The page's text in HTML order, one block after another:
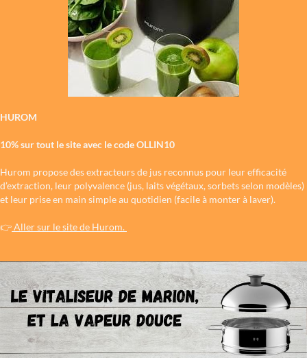
HUROM
10% sur tout le site avec le code OLLIN10
Hurom propose des extracteurs de jus reconnus pour leur efficacité
d’extraction, leur polyvalence (jus, laits végétaux, sorbets selon modèles)
et leur prise en main simple au quotidien (facile à monter à laver).
👉Aller sur le site de Hurom.